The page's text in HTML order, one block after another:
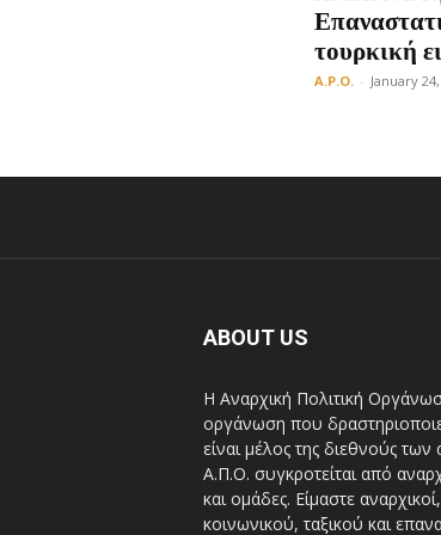
τουρκική
A.P.O. - January
ABOUT US
Η Αναρχική Πολιτική
οργάνωση που
είναι μέλος της διεθνούς
A.Π.Ο. συγκροτείται από
και ομάδες. Είμαστε
κοινωνικού, ταξικού και